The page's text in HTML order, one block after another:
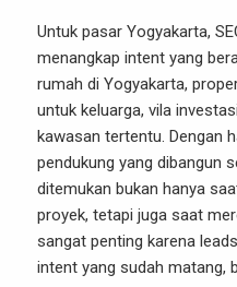
Untuk pasar Yogyakarta,
menangkap intent yang
rumah di Yogyakarta,
untuk keluarga, vila
kawasan tertentu. Dengan
pendukung yang dibangun
ditemukan bukan hanya
proyek, tetapi juga saat
sangat penting karena
intent yang sudah matang,